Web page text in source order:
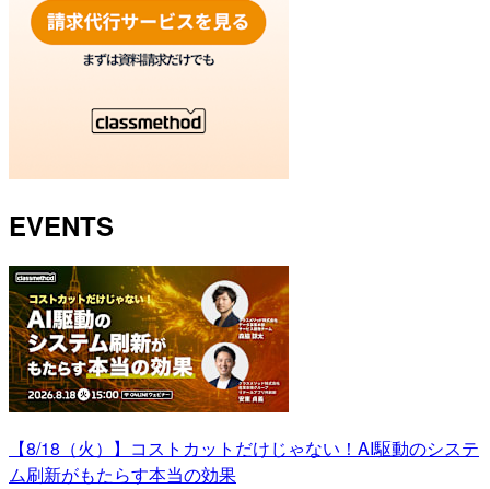
EVENTS
【8/18（火）】コストカットだけじゃない！AI駆動のシステ
ム刷新がもたらす本当の効果